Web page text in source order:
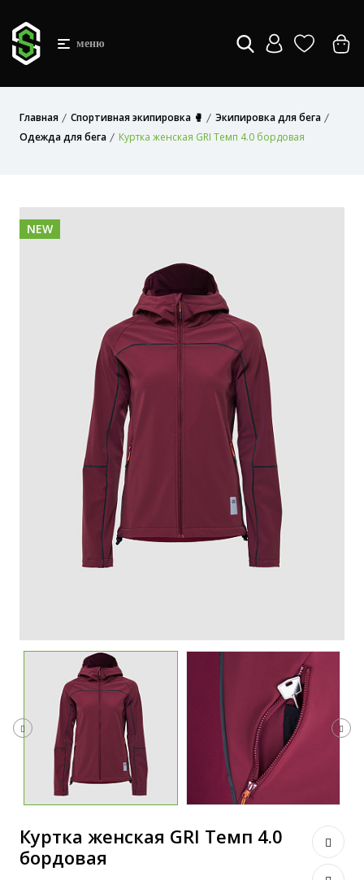
меню
Главная Спортивная экипировка 🥊
Экипировка для бега
Одежда для бега
Куртка женская GRI Темп 4.0 бордовая
NEW
Куртка женская GRI Темп 4.0
бордовая